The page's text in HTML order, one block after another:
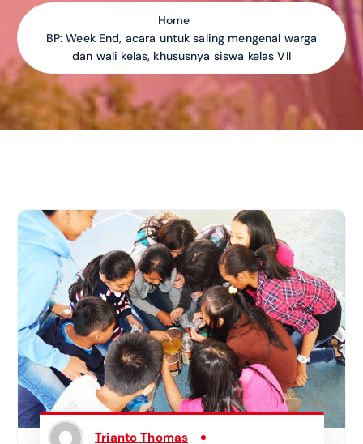
Home
BP: Week End, acara untuk saling mengenal warga
dan wali kelas, khususnya siswa kelas VII
Trianto Thomas